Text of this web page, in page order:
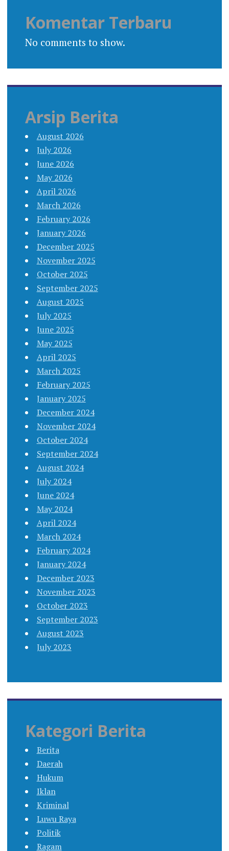
Komentar Terbaru
No comments to show.
Arsip Berita
August 2026
July 2026
June 2026
May 2026
April 2026
March 2026
February 2026
January 2026
December 2025
November 2025
October 2025
September 2025
August 2025
July 2025
June 2025
May 2025
April 2025
March 2025
February 2025
January 2025
December 2024
November 2024
October 2024
September 2024
August 2024
July 2024
June 2024
May 2024
April 2024
March 2024
February 2024
January 2024
December 2023
November 2023
October 2023
September 2023
August 2023
July 2023
Kategori Berita
Berita
Daerah
Hukum
Iklan
Kriminal
Luwu Raya
Politik
Ragam